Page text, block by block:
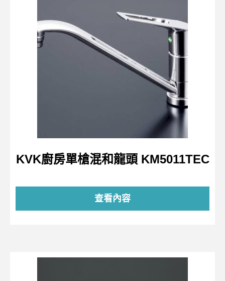
KVK廚房單槍混和龍頭 KM5011TEC
查看內容